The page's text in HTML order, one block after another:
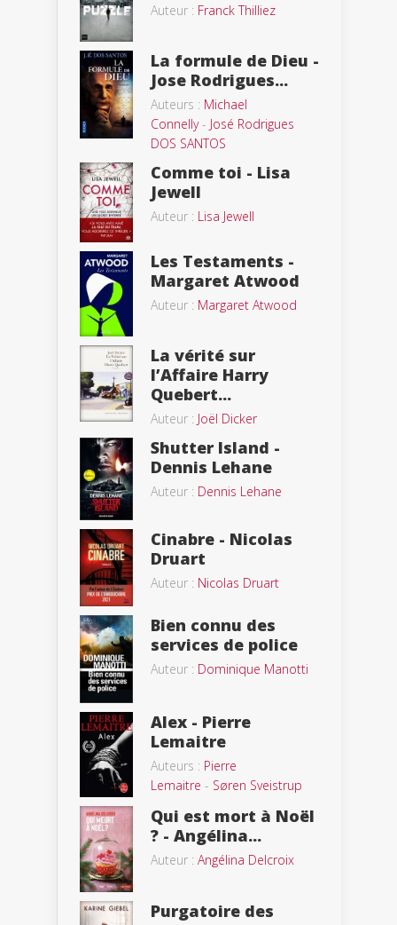
Auteur : Franck Thilliez
La formule de Dieu -
Jose Rodrigues...
Auteurs : Michael
Connelly- José Rodrigues
DOS SANTOS
Comme toi - Lisa
Jewell
Auteur : Lisa Jewell
Les Testaments -
Margaret Atwood
Auteur : Margaret Atwood
La vérité sur
l’Affaire Harry
Quebert...
Auteur : Joël Dicker
Shutter Island -
Dennis Lehane
Auteur : Dennis Lehane
Cinabre - Nicolas
Druart
Auteur : Nicolas Druart
Bien connu des
services de police
Auteur : Dominique Manotti
Alex - Pierre
Lemaitre
Auteurs : Pierre
Lemaitre - Søren Sveistrup
Qui est mort à Noël
? - Angélina...
Auteur : Angélina Delcroix
Purgatoire des